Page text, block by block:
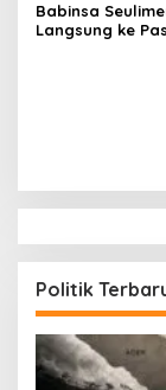
Babinsa
Langsung ke
Politik